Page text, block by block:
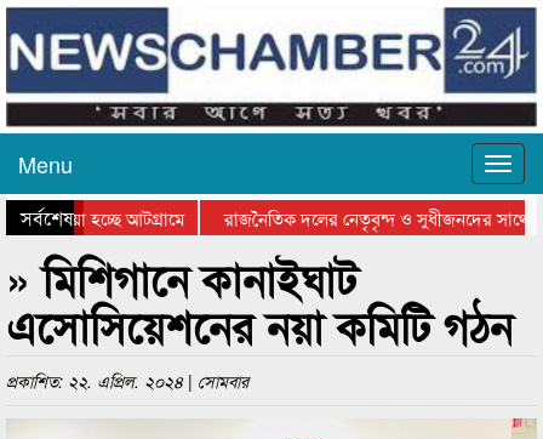
Menu
সর্বশেষহচ্ছে আটগ্রামে
রাজনৈতিক দলের নেতৃবৃন্দ ও সুধীজনদের সাথে
পুরস্কার বিতরণ সম্পন্ন
সিলেটে বাংলাদেশ গ্রুপ থিয়েটার ফেডারেশানের
» মিশিগানে কানাইঘাট
এসোসিয়েশনের নয়া কমিটি গঠন
প্রকাশিত: ২২. এপ্রিল. ২০২৪ | সোমবার